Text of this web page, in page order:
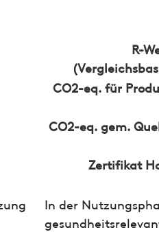
R-
CO2-eq. für
CO2-eq. gem.
Zertifikat
In der